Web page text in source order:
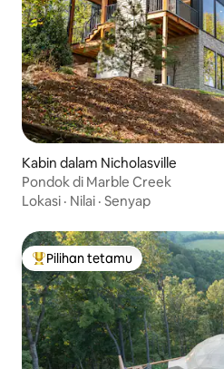
Kabin dalam Nicholasville
Pondok di Marble Creek
Lokasi · Nilai · Senyap
Pilihan utama tetamu
Pilihan tetamu